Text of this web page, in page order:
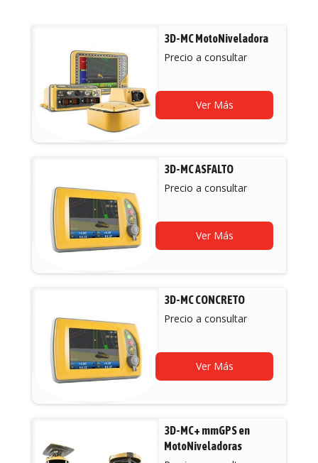
3D-MC MotoNiveladora
Precio a consultar
Ver Más
3D-MC ASFALTO
Precio a consultar
Ver Más
3D-MC CONCRETO
Precio a consultar
Ver Más
3D-MC+ mmGPS en
MotoNiveladoras